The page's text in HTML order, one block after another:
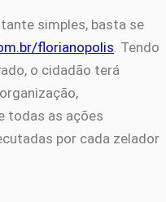
simples, basta se
florianopolis . Tendo
o cidadão terá
todas as ações
por cada zelador